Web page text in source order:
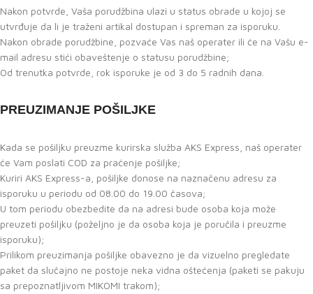
Nakon potvrde, Vaša porudžbina ulazi u status obrade u kojoj se
utvrđuje da li je traženi artikal dostupan i spreman za isporuku.
Nakon obrade porudžbine, pozvaće Vas naš operater ili će na Vašu e-
mail adresu stići obaveštenje o statusu porudžbine;
Od trenutka potvrde, rok isporuke je od 3 do 5 radnih dana.
PREUZIMANJE POŠILJKE
Kada se pošiljku preuzme kurirska služba AKS Express, naš operater
će Vam poslati COD za praćenje pošiljke;
Kuriri AKS Express-a, pošiljke donose na naznačenu adresu za
isporuku u periodu od 08.00 do 19.00 časova;
U tom periodu obezbedite da na adresi bude osoba koja može
preuzeti pošiljku (poželjno je da osoba koja je poručila i preuzme
isporuku);
Prilikom preuzimanja pošiljke obavezno je da vizuelno pregledate
paket da slučajno ne postoje neka vidna oštećenja (paketi se pakuju
sa prepoznatljivom MIKOMI trakom);